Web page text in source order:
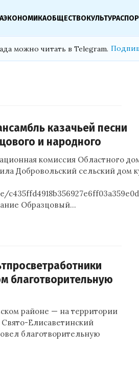
ЭКОНОМИКАОБЩЕСТВОКУЛЬТУРА
можно читать в Telegram.
казачьей песни
и народного
комиссия Областного
Добровольский сельский дом
Образцовый…
благотворительную
районе — на территории
Елисаветинский
благотворительную